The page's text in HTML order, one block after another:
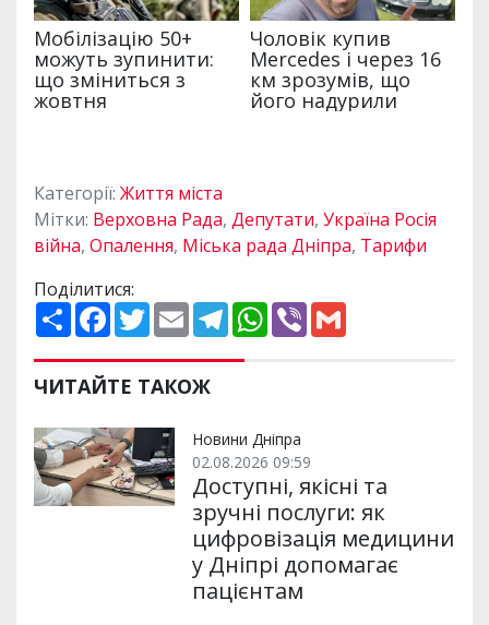
Категорії: Життя міста
Мітки: Верховна Рада, Депутати, Україна Росія
війна, Опалення, Міська рада Дніпра, Тарифи
Поділитися:
П
о
и
р
и
и
F
a
e
b
o
k
T
w
t
t
e
E
m
i
l
T
e
e
m
W
h
p
V
ЧИТАЙТЕ ТАКОЖ
Новини Дніпра
02.08.2026 09:59
Доступні, якісні та
зручні послуги: як
цифровізація медицини
у Дніпрі допомагає
пацієнтам